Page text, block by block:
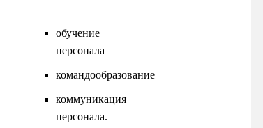
обучение
персонала
командообразование
коммуникация
персонала.